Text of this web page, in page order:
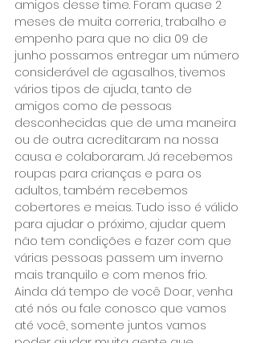
amigos desse time. Foram quase 2
meses de muita correria, trabalho e
empenho para que no dia 09 de
junho possamos entregar um número
considerável de agasalhos, tivemos
vários tipos de ajuda, tanto de
amigos como de pessoas
desconhecidas que de uma maneira
ou de outra acreditaram na nossa
causa e colaboraram. Já recebemos
roupas para crianças e para os
adultos, também recebemos
cobertores e meias. Tudo isso é válido
para ajudar o próximo, ajudar quem
não tem condições e fazer com que
várias pessoas passem um inverno
mais tranquilo e com menos frio.
Ainda dá tempo de você Doar, venha
até nós ou fale conosco que vamos
até você, somente juntos vamos